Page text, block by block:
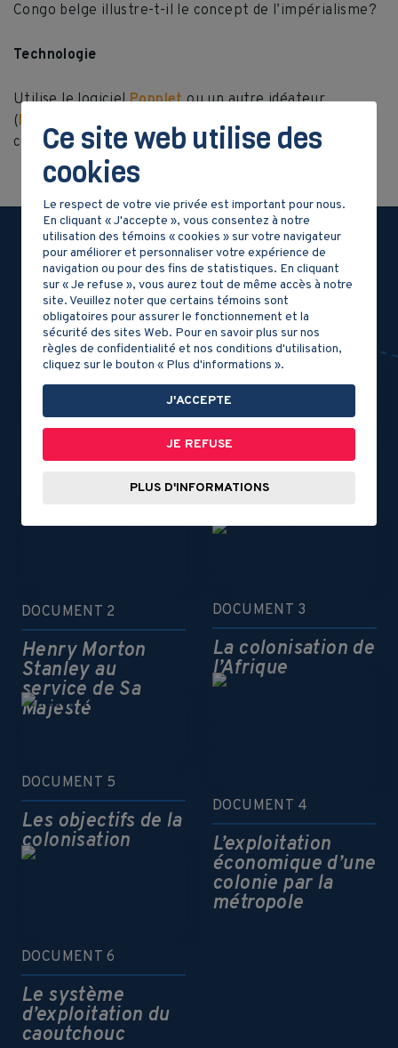
Congo belge illustre-t-il le concept de l’impérialisme?
Technologie
Utilise le logicielPoppletou un autre idéateur
(Mindomo
concepts.Document d’aidede Popplet.
Dossier
documentaire
AMORCE
DOCUMENT 1
Les missionnaires
DOCUMENT 2
Henry Morton
Stanley au
service de Sa
Majesté
DOCUMENT 3
La colonisation de
l’Afrique
DOCUMENT 4
L’exploitation
économique d’une
colonie par la
métropole
DOCUMENT 5
Les objectifs de la
colonisation
DOCUMENT 6
Le système
d’exploitation du
caoutchouc
Ce site web utilise des
cookies
Le respect de votre vie privée est important pour nous.
En cliquant « J'accepte », vous consentez à notre
utilisation des témoins « cookies » sur votre navigateur
pour améliorer et personnaliser votre expérience de
navigation ou pour des fins de statistiques. En cliquant
sur « Je refuse », vous aurez tout de même accès à notre
site. Veuillez noter que certains témoins sont
obligatoires pour assurer le fonctionnement et la
sécurité des sites Web. Pour en savoir plus sur nos
règles de confidentialité et nos conditions d'utilisation,
cliquez sur le bouton « Plus d'informations ».
J'ACCEPTE
JE REFUSE
PLUS D'INFORMATIONS